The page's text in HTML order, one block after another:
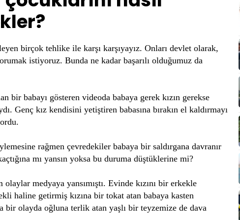
birçok tehlike ile karşı karşıyayız. Onları devlet olarak,
istiyoruz. Bunda ne kadar başarılı olduğumuz da
bir babayı gösteren videoda babaya gerek kızın gerekse
Genç kız kendisini yetiştiren babasına bırakın el kaldırmayı
rağmen çevredekiler babaya bir saldırgana davranır
mı yansın yoksa bu duruma düştüklerine mi?
medyaya yansımıştı. Evinde kızını bir erkekle
haline getirmiş kızına bir tokat atan babaya kasten
bir olayda oğluna terlik atan yaşlı bir teyzemize de dava